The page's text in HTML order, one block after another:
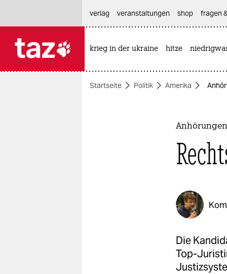
themen
verlag
veranstaltungen shop fragen
krieg in der ukraine hitze
Startseite Politik Amerika
Die
Top-